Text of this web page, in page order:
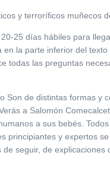
y terroríficos muñecos
25 días hábiles para
en la parte inferior del texto
todas las preguntas
Son de distintas formas
a Salomón
a sus bebés.
principiantes y expertos
seguir, de